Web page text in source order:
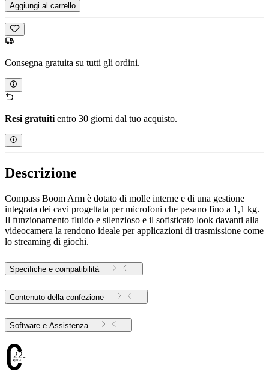
Aggiungi al carrello
Consegna gratuita su tutti gli ordini.
Resi gratuiti entro 30 giorni dal tuo acquisto.
Descrizione
Compass Boom Arm è dotato di molle interne e di una gestione
integrata dei cavi progettata per microfoni che pesano fino a 1,1 kg.
Il funzionamento fluido e silenzioso e il sofisticato look davanti alla
videocamera la rendono ideale per applicazioni di trasmissione come
lo streaming di giochi.
Specifiche e compatibilità
Contenuto della confezione
Software e Assistenza
22.22